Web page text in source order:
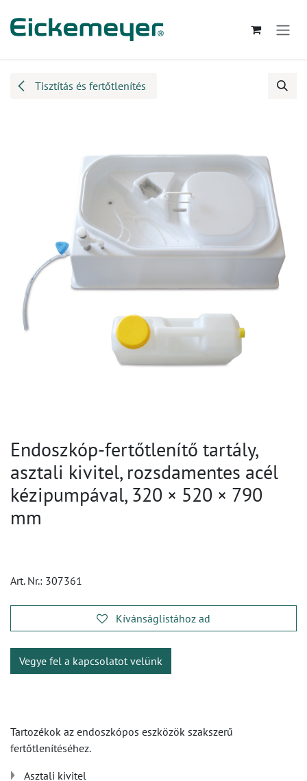
Tisztítás és fertőtlenítés
Endoszkóp-fertőtlenítő tartály,
asztali kivitel, rozsdamentes acél
kézipumpával, 320 × 520 × 790
mm
Art. Nr.: 307361
Kívánságlistához ad
Vegye fel a kapcsolatot velünk
Tartozékok az endoszkópos eszközök szakszerű
fertőtlenítéséhez.
Asztali kivitel